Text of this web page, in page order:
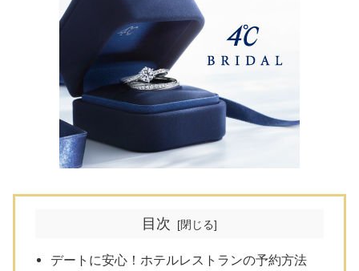
目次
デートに安心！ホテルレストランの予約方法